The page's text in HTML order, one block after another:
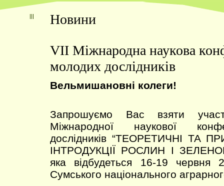
Новини
VIІ Міжнародна наукова
молодих дослідників
Вельмишановні колеги!
Запрошуємо Вас взяти
Міжнародної наукової
дослідників “ТЕОРЕТИЧНІ ТА
ІНТРОДУКЦІЇ РОСЛИН І
яка відбудеться 16-19 червня
Сумського національного